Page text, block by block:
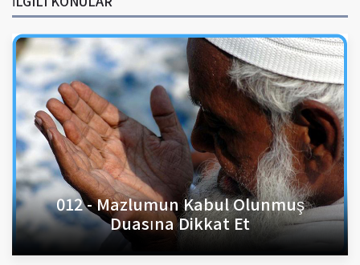
012 - Mazlumun Kabul Olunmuş
Duasına Dikkat Et